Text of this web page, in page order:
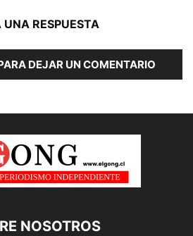
UNA RESPUESTA
DEJAR UN COMENTARIO
NOSOTROS